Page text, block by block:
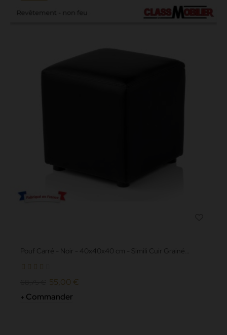
Pouf Carré - Noir - 40x40x40 cm - Simili Cuir Grainé
55,00 €
Commander